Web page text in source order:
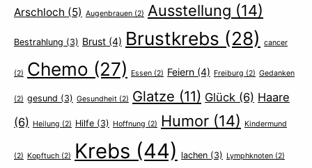
Arschloch (5) Augenbrauen (2) Ausstellung (14)
Bestrahlung (3) Brust (4) Brustkrebs (28) cancer
(2) Chemo (27) Essen (2) Feiern (4) Freiburg (2) Gedanken
(2) gesund (3) Gesundheit (2) Glatze (11) Glück (6) Haare
(6) Heilung (2) Hilfe (3) Hoffnung (2) Humor (14) Kindermund
(2) Kopftuch (2) Krebs (44) lachen (3) Lymphknoten (2)